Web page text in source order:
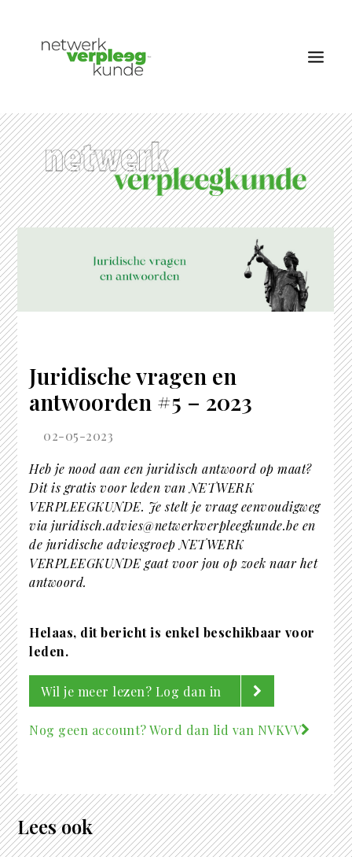
OVER NETWERK VERPLEEGKUNDE
NIEUWS
RUBRIEKEN
EDITIES
Juridische vragen en
antwoorden #5 – 2023
02-05-2023
Heb je nood aan een juridisch antwoord op maat?
Dit is gratis voor leden van NETWERK
VERPLEEGKUNDE. Je stelt je vraag eenvoudigweg
via juridisch.advies@netwerkverpleegkunde.be en
de juridische adviesgroep NETWERK
VERPLEEGKUNDE gaat voor jou op zoek naar het
antwoord.
Helaas, dit bericht is enkel beschikbaar voor
leden.
Wil je meer lezen? Log dan in
Nog geen account? Word dan lid van NVKVV
Lees ook